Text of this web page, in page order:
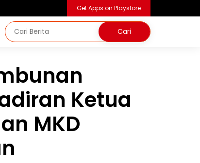
Get Apps on Playstore
Ketua
MKD